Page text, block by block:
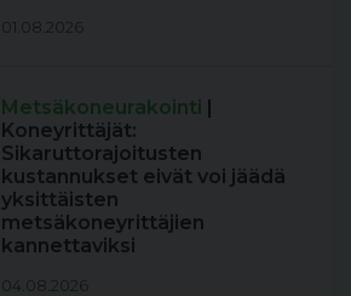
01.08.2026
Metsäkoneurakointi |
Koneyrittäjät:
Sikaruttorajoitusten
kustannukset eivät voi jäädä
yksittäisten
metsäkoneyrittäjien
kannettaviksi
04.08.2026